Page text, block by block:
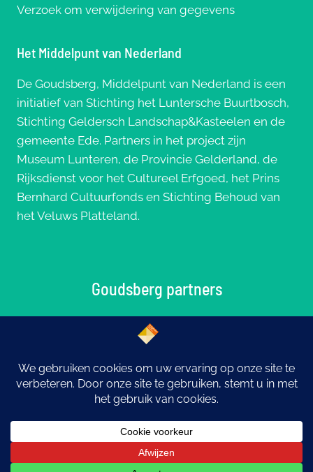
Verzoek om verwijdering van gegevens
Het Middelpunt van Nederland
De Goudsberg, Middelpunt van Nederland is een
initiatief van Stichting het Luntersche Buurtbosch,
Stichting Geldersch Landschap&Kasteelen en de
gemeente Ede. Partners in het project zijn
Museum Lunteren, de Provincie Gelderland, de
Rijksdienst voor het Cultureel Erfgoed, het Prins
Bernhard Cultuurfonds en Stichting Behoud van
het Veluws Platteland.
Goudsberg partners
© 2026 Goudsberg: Middelpunt van Nederland |
eYe-graphics